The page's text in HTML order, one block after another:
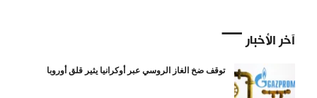
آخر الأخبار
توقف ضخ الغاز الروسي عبر أوكرانيا يثير قلق أوروبا